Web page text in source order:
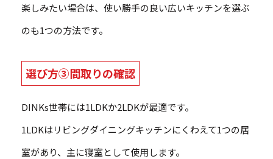
楽しみたい場合は、使い勝手の良い広いキッチンを選ぶ
のも1つの方法です。
選び方③間取りの確認
DINKs世帯には1LDKか2LDKが最適です。
1LDKはリビングダイニングキッチンにくわえて1つの居
室があり、主に寝室として使用します。